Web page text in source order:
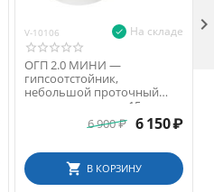
V-10106 На складе
ОГП 2.0 МИНИ —
гипсоотстойник,
небольшой проточный
отделитель гипса, 15 л
6 900₽ 6 150₽
В КОРЗИНУ
